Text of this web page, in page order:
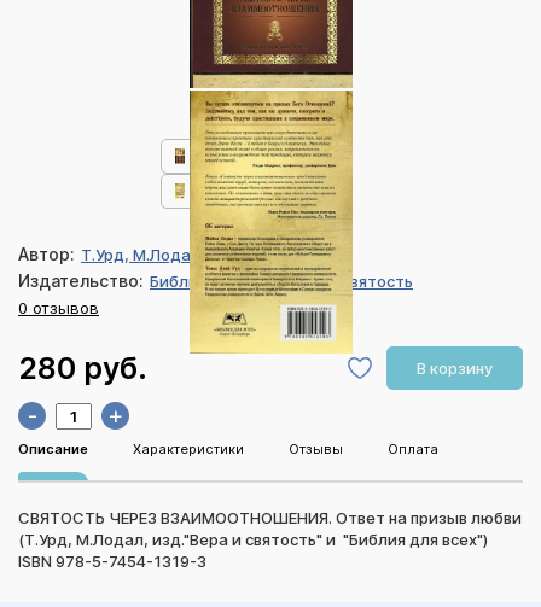
Автор: Т.Урд, М.Лодал
Издательство: Библия для всех, Вера и святость
0 отзывов
280 руб. В корзину
- +
Описание Характеристики Отзывы Оплата
СВЯТОСТЬ ЧЕРЕЗ ВЗАИМООТНОШЕНИЯ. Ответ на призыв любви
(Т.Урд, М.Лодал, изд."Вера и святость" и "Библия для всех")
ISBN 978-5-7454-1319-3